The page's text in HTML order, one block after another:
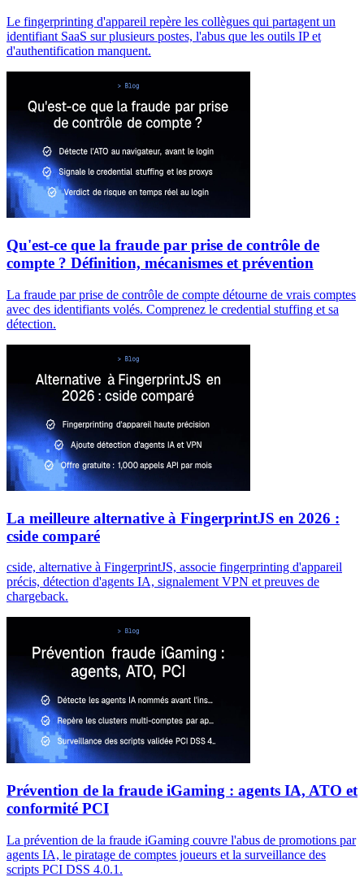
Le fingerprinting d'appareil repère les collègues qui partagent un
identifiant SaaS sur plusieurs postes, l'abus que les outils IP et
d'authentification manquent.
Qu'est-ce que la fraude par prise de contrôle de
compte ? Définition, mécanismes et prévention
La fraude par prise de contrôle de compte détourne de vrais comptes
avec des identifiants volés. Comprenez le credential stuffing et sa
détection.
La meilleure alternative à FingerprintJS en 2026 :
cside comparé
cside, alternative à FingerprintJS, associe fingerprinting d'appareil
précis, détection d'agents IA, signalement VPN et preuves de
chargeback.
Prévention de la fraude iGaming : agents IA, ATO et
conformité PCI
La prévention de la fraude iGaming couvre l'abus de promotions par
agents IA, le piratage de comptes joueurs et la surveillance des
scripts PCI DSS 4.0.1.